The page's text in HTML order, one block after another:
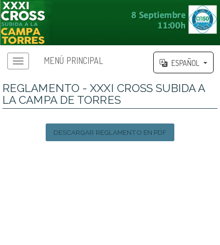
MENÚ PRINCIPAL ESPAÑOL
REGLAMENTO - XXXI CROSS SUBIDA A
LA CAMPA DE TORRES
DESCARGAR REGLAMENTO EN PDF